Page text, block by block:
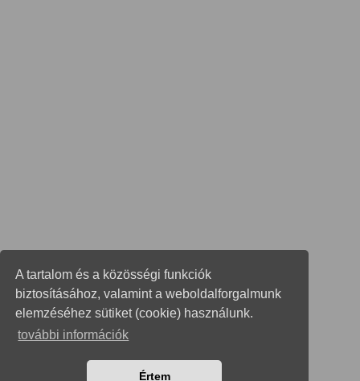
A tartalom és a közösségi funkciók
biztosításához, valamint a weboldalforgalmunk
elemzéséhez sütiket (cookie) használunk.
további információk
Értem